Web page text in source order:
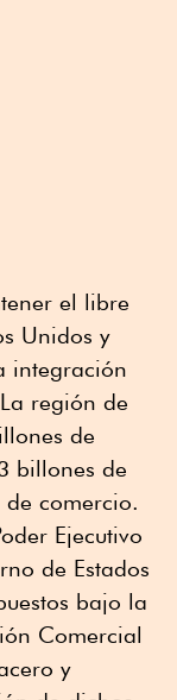
el libre
Unidos y
integración
región de
de
billones de
comercio.
Ejecutivo
de Estados
bajo la
Comercial
y